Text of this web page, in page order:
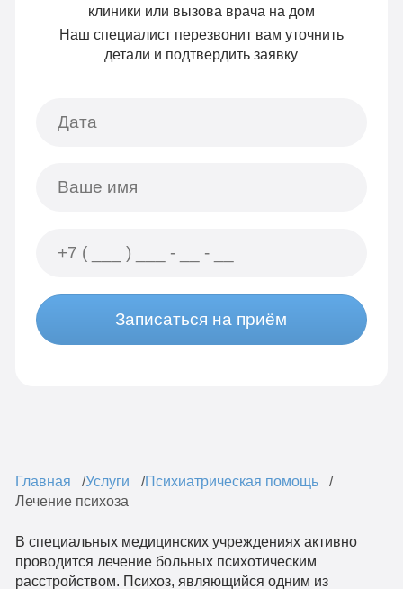
клиники или вызова врача на дом
Наш специалист перезвонит вам уточнить
детали и подтвердить заявку
Записаться на приём
Главная Услуги
Психиатрическая помощь
Лечение психоза
В специальных медицинских учреждениях активно
проводится лечение больных психотическим
расстройством. Психоз, являющийся одним из